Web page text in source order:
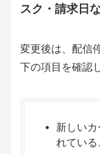
スク・請求日な
変更後は、配信
下の項目を確認
新しい
れている